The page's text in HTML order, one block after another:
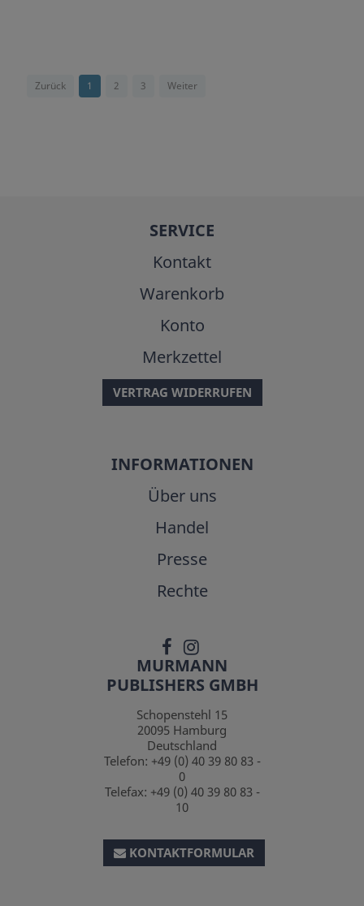
Zurück 1 2 3 Weiter
SERVICE
Kontakt
Warenkorb
Konto
Merkzettel
VERTRAG WIDERRUFEN
INFORMATIONEN
Über uns
Handel
Presse
Rechte
MURMANN
PUBLISHERS GMBH
Schopenstehl 15
20095 Hamburg
Deutschland
Telefon: +49 (0) 40 39 80 83 -
0
Telefax: +49 (0) 40 39 80 83 -
10
KONTAKTFORMULAR